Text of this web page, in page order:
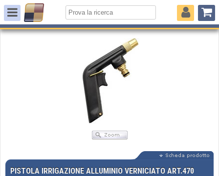
PISTOLA IRRIGAZIONE ALLUMINIO VERNICIATO ART.470